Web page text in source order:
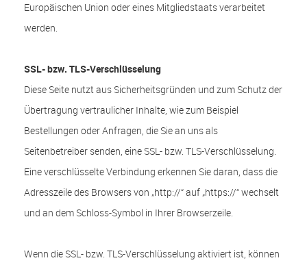
Europäischen Union oder eines Mitgliedstaats verarbeitet
werden.
SSL- bzw. TLS-Verschlüsselung
Diese Seite nutzt aus Sicherheitsgründen und zum Schutz der
Übertragung vertraulicher Inhalte, wie zum Beispiel
Bestellungen oder Anfragen, die Sie an uns als
Seitenbetreiber senden, eine SSL- bzw. TLS-Verschlüsselung.
Eine verschlüsselte Verbindung erkennen Sie daran, dass die
Adresszeile des Browsers von „http://“ auf „https://“ wechselt
und an dem Schloss-Symbol in Ihrer Browserzeile.
Wenn die SSL- bzw. TLS-Verschlüsselung aktiviert ist, können